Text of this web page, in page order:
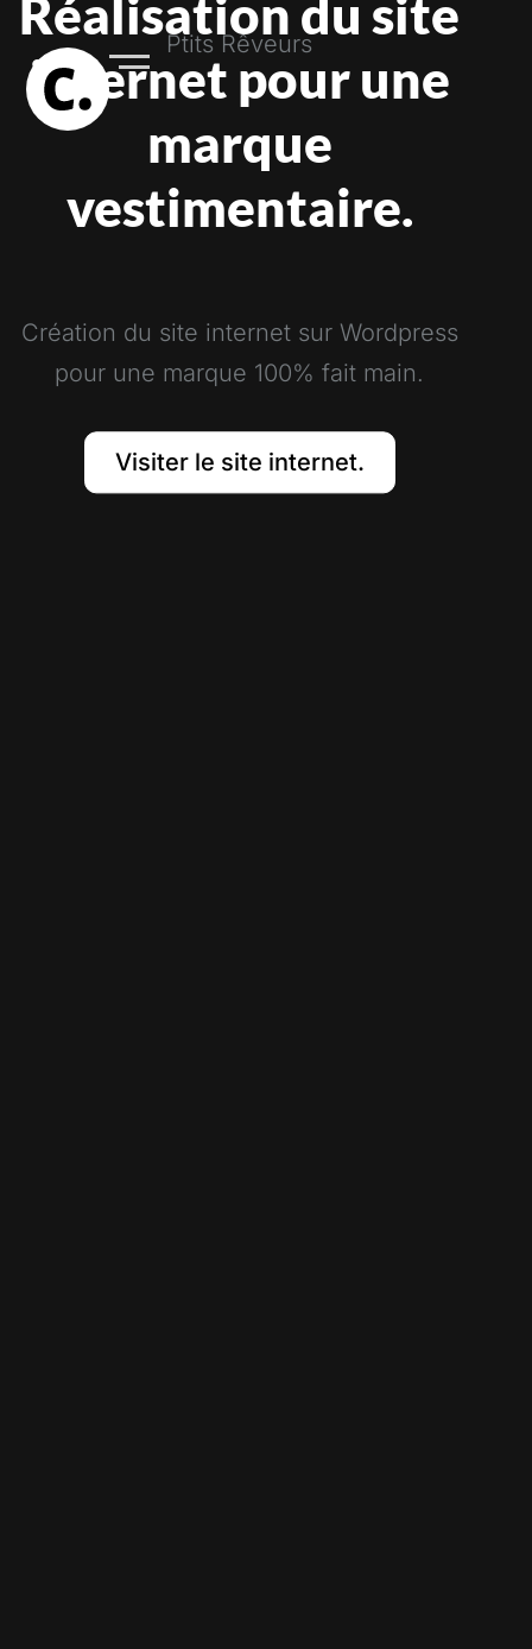
Ptits Rêveurs
Réalisation du site
internet pour une
marque
vestimentaire.
Création du site internet sur Wordpress
pour une marque 100% fait main.
Visiter le site internet.